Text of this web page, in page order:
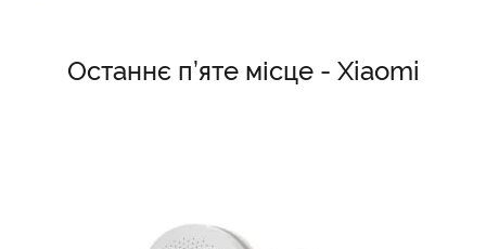
Останнє п’яте місце - Xiaomi